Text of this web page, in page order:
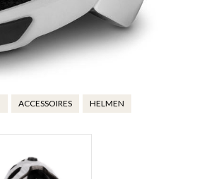
ACCESSOIRES HELMEN